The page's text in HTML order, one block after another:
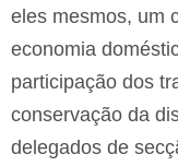
eles mesmos, um
economia
participação dos
conservação da
delegados de